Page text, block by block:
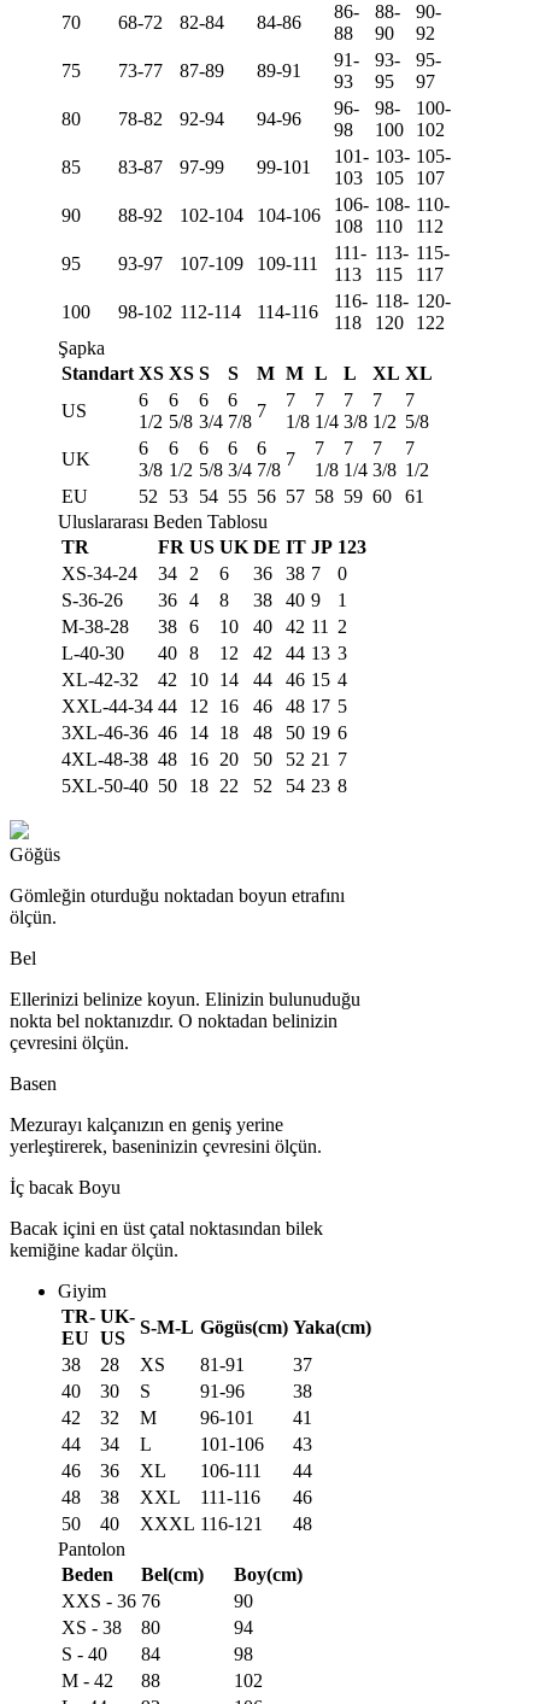
70
68-72 82-84 84-86
86-
88
88-
90
90-
92
75
73-77 87-89 89-91
91-
93
93-
95
95-
97
80
78-82 92-94 94-96
96-
98
98-
100
100-
102
85
83-87 97-99 99-101
101-
103
103-
105
105-
107
90
88-92 102-104 104-106
106-
108
108-
110
110-
112
95
93-97 107-109 109-111
111-
113
113-
115
115-
117
100
98-102 112-114 114-116
116-
118
118-
120
120-
122
Şapka
Standart XS XS S S M M L L XL XL
US
6
1/2
6
5/8
6
3/4
6
7/8
7
7
1/8
7
1/4
7
3/8
7
1/2
7
5/8
UK
6
3/8
6
1/2
6
5/8
6
3/4
6
7/8
7
7
1/8
7
1/4
7
3/8
7
1/2
EU
52 53 54 55 56 57 58 59 60
61
Uluslararası Beden Tablosu
TR
FR US UK DE IT JP 123
XS-34-24
34 2 6 36 38 7
0
S-36-26
36 4 8 38 40 9
1
M-38-28
38 6 10 40 42 11
2
L-40-30
40 8 12 42 44 13 3
XL-42-32
42 10 14 44 46 15 4
XXL-44-34 44 12 16 46 48 17 5
3XL-46-36 46 14 18 48 50 19 6
4XL-48-38 48 16 20 50 52 21 7
5XL-50-40 50 18 22 52 54 23 8
Göğüs
Gömleğin oturduğu noktadan boyun etrafını
ölçün.
Bel
Ellerinizi belinize koyun. Elinizin bulunuduğu
nokta bel noktanızdır. O noktadan belinizin
çevresini ölçün.
Basen
Mezurayı kalçanızın en geniş yerine
yerleştirerek, baseninizin çevresini ölçün.
İç bacak Boyu
Bacak içini en üst çatal noktasından bilek
kemiğine kadar ölçün.
Giyim
TR-
EU
UK-
US
S-M-L Gögüs(cm) Yaka(cm)
38
28 XS 81-91
37
40
30 S 91-96
38
42
32 M 96-101
41
44
34 L 101-106
43
46
36 XL 106-111
44
48
38 XXL 111-116
46
50
40 XXXL 116-121
48
Pantolon
Beden
Bel(cm)
Boy(cm)
XXS - 36 76
90
XS - 38
80
94
S - 40
84
98
M - 42
88
102